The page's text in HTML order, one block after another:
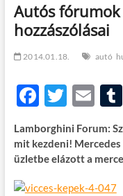
Autós fórumok
hozzászólásai
2014.01.18. autó
F
ac
e
b
o
T
w
itt
er
E
ail
Lamborghini Forum:
mit kezdeni! Mercedes
üzletbe elázott a